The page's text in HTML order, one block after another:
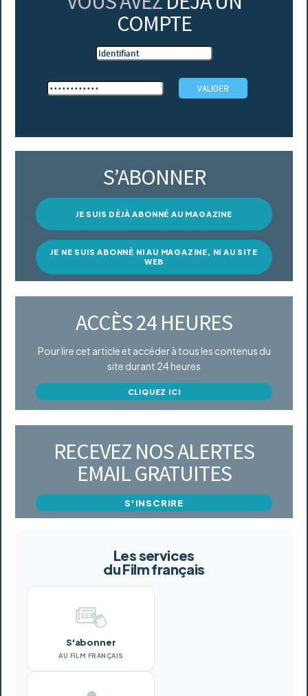
COMPTE
S’ABONNER
JE SUIS DÉJÀ ABONNÉ AU MAGAZINE
JE NE SUIS ABONNÉ NI AU MAGAZINE, NI AU SITE
WEB
ACCÈS 24 HEURES
Pour lire cet article et accéder à tous les contenus du
site durant 24 heures
CLIQUEZ ICI
RECEVEZ NOS ALERTES
EMAIL GRATUITES
S'INSCRIRE
Les services
du Film français
S'abonner
AU FILM FRANÇAIS